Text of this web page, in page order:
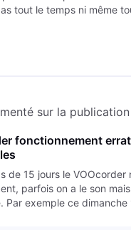
tout le temps ni même
sur la
fonctionnement
de 15 jours le
parfois on a le son
Par exemple ce